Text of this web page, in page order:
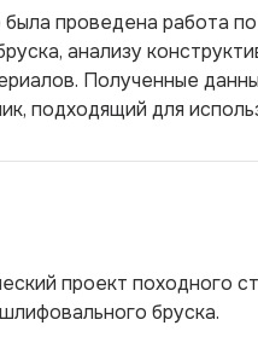
проведена работа
анализу
Полученные
подходящий для
проект походного
бруска.